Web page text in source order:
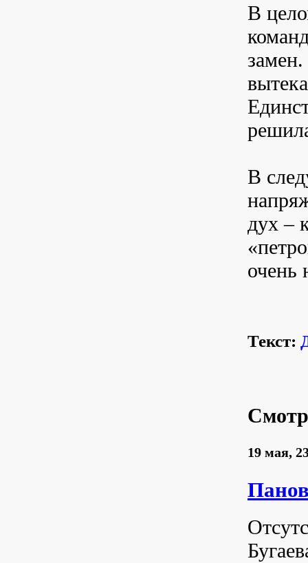
В
В
дух –
очень
Текст:
19 мая,